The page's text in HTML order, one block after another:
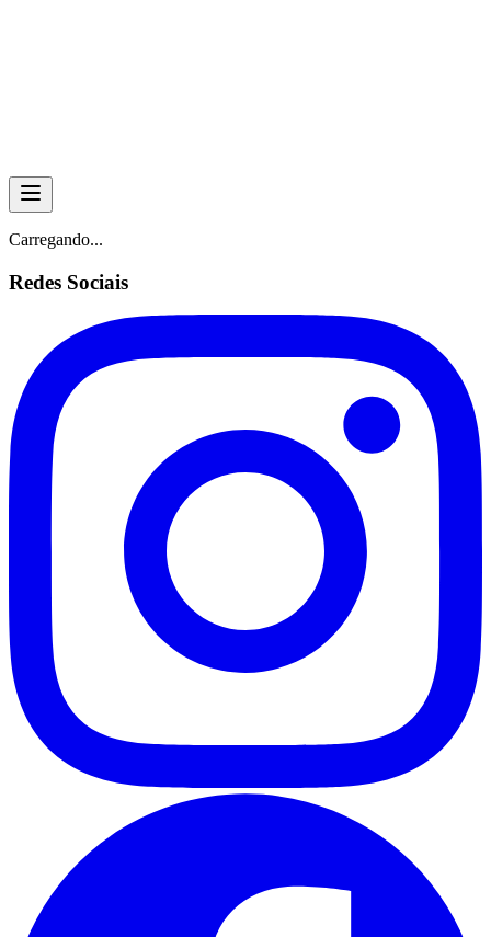
Carregando...
Redes Sociais